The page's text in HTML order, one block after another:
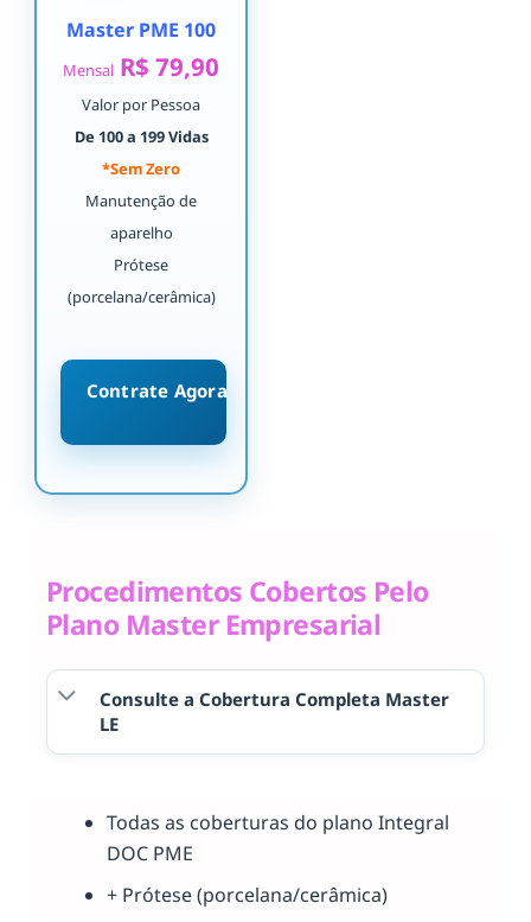
Master PME 100
Mensal R$ 79,90
Valor por Pessoa
De 100 a 199 Vidas
*Sem Zero
Manutenção de
aparelho
Prótese
(porcelana/cerâmica)
Contrate Agora
Procedimentos Cobertos Pelo
Plano Master Empresarial
Consulte a Cobertura Completa Master
LE
Todas as coberturas do plano Integral
DOC PME
+ Prótese (porcelana/cerâmica)